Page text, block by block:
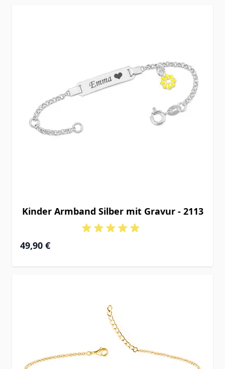
Kinder Armband Silber mit Gravur - 2113
Ab
49,90 €